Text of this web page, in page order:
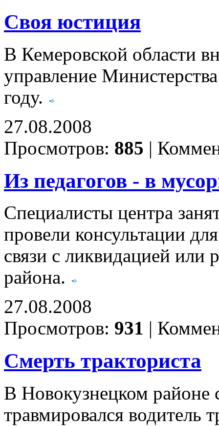
Своя юстиция
В Кемеровской области
управление
году.
27.08.2008
Просмотров: 885 |
Из педагогов - в
Специалисты центра
провели консультации
связи с ликвидацией или
района.
27.08.2008
Просмотров: 931 |
Смерть тракториста
В Новокузнецком районе
травмировался водитель